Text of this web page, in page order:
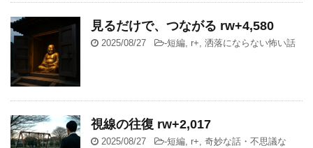
見るだけで、つながる rw+4,580
2025/08/27 -短編 r+ 洒落にならない怖い話
視線の往復 rw+2,017
2025/08/27 -短編 r+ 奇妙な話・不思議な